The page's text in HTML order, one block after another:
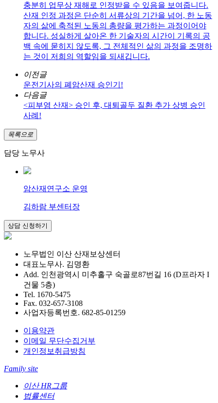
충분히 업무상 재해로 인정받을 수 있음을 보여줍니다.
산재 인정 과정은 단순히 서류상의 기간을 넘어, 한 노동
자의 삶에 축적된 노동의 총량을 평가하는 과정이어야
합니다. 성실하게 살아온 한 기술자의 시간이 기록의 공
백 속에 묻히지 않도록, 그 전체적인 삶의 과정을 조명하
는 것이 저희의 역할임을 되새깁니다.
이전글
운전기사의 폐암산재 승인기!
다음글
<피부염 산재> 승인 후, 대퇴골두 질환 추가 상병 승인
사례!
목록으로
담당 노무사
암산재연구소 운영
김하람 부센터장
노무법인 이산 산재보상센터
대표노무사. 김명환
Add. 인천광역시 미추홀구 숙골로87번길 16 (D프라자 I
건물 5층)
Tel. 1670-5475
Fax. 032-657-3108
사업자등록번호. 682-85-01259
이용약관
이메일 무단수집거부
개인정보취급방침
Family site
이산 HR그룹
법률센터